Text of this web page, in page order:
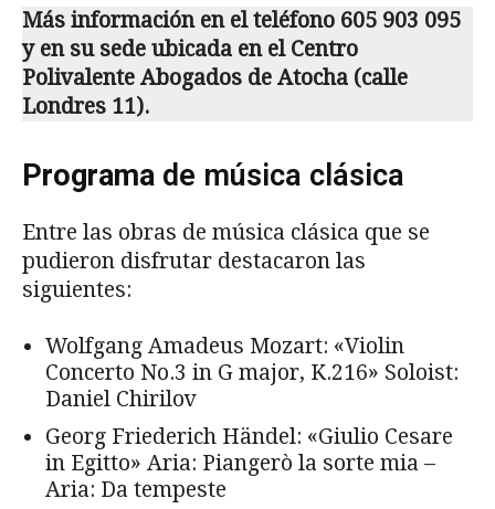
Más información en el teléfono 605 903 095
y en su sede ubicada en el Centro
Polivalente Abogados de Atocha (calle
Londres 11).
Programa de música clásica
Entre las obras de música clásica que se
pudieron disfrutar destacaron las
siguientes:
Wolfgang Amadeus Mozart: «Violin
Concerto No.3 in G major, K.216» Soloist:
Daniel Chirilov
Georg Friederich Händel: «Giulio Cesare
in Egitto» Aria: Piangerò la sorte mia –
Aria: Da tempeste